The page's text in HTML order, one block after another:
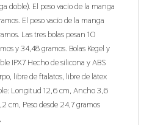
doble). El peso vacío de la manga
El peso vacío de la manga
Las tres bolas pesan 10
y 34,48 gramos. Bolas Kegel y
IPX7 Hecho de silicona y ABS
libre de ftalatos, libre de látex
Longitud 12,6 cm, Ancho 3,6
cm, Peso desde 24,7 gramos